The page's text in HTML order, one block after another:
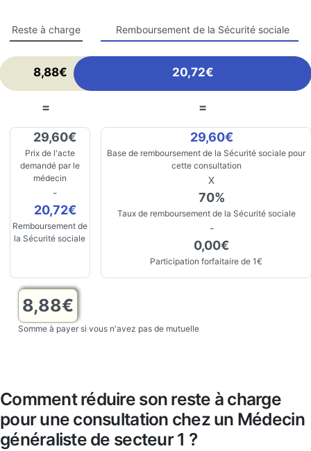
Reste à charge Remboursement de la Sécurité sociale
8,88€ 20,72€
= =
29,60€
Prix de l'acte
demandé par le
médecin
-
20,72€
Remboursement de
la Sécurité sociale
29,60€
Base de remboursement de la Sécurité sociale pour
cette consultation
X
70%
Taux de remboursement de la Sécurité sociale
-
0,00€
Participation forfaitaire de 1€
8,88€
Somme à payer si vous n'avez pas de mutuelle
Comment réduire son reste à charge
pour une consultation chez un Médecin
généraliste de secteur 1 ?